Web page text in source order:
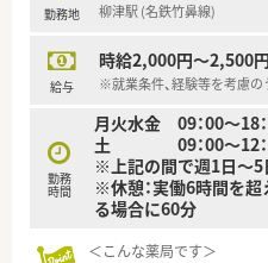
勤務地 柳津駅 (名鉄竹鼻線)
給与
時給2,000円～2,500円
※就業条件、経験等を考慮の
勤務
時間
月火水金 09：00～18
土 09：00～12：
※上記の間で週1日～5
※休憩：実働6時間を
る場合に60分
＜こんな薬局です＞